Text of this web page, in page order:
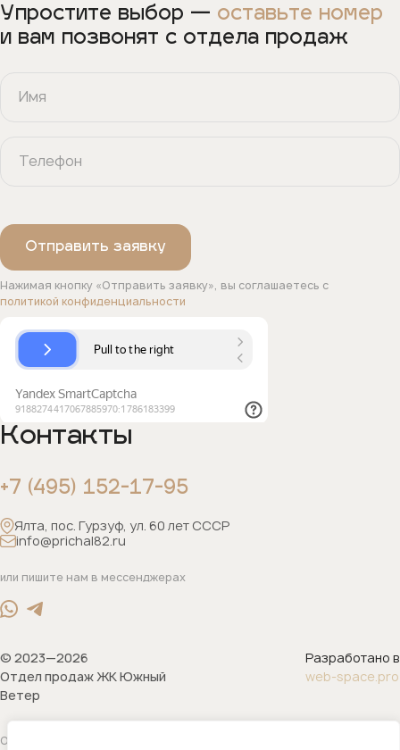
Упростите выбор — оставьте номер
и вам позвонят с отдела продаж
Нажимая кнопку «Отправить заявку», вы соглашаетесь с
политикой конфиденциальности
Контакты
+7 (495) 152-17-95
Ялта, пос. Гурзуф, ул. 60 лет СССР
info@prichal82.ru
или пишите нам в мессенджерах
© 2023—2026
Отдел продаж ЖК Южный
Ветер
Разработано в
web-space.pro
Обращаем ваше внимание на то, что данный интернет-сайт носит